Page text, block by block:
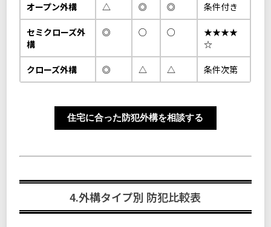
オープン外構 △ ◎ ◎ 条件付き
セミクローズ外
構
◎ ○ ○
★★★★
☆
クローズ外構 ◎ △ △ 条件次第
住宅に合った防犯外構を相談する
4.外構タイプ別 防犯比較表